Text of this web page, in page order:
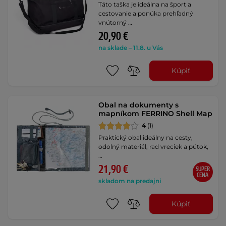
Táto taška je ideálna na šport a
cestovanie a ponúka prehľadný
vnútorný …
20,90 €
na sklade – 11.8. u Vás
Kúpiť
Obal na dokumenty s
mapníkom FERRINO Shell Map
4 (1)
Praktický obal ideálny na cesty,
odolný materiál, rad vreciek a pútok,
…
21,90 €
skladom na predajni
SUPER
CENA
Kúpiť